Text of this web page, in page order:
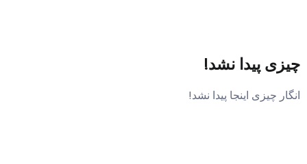
چیزی پیدا نشد!
انگار چیزی اینجا پیدا نشد!